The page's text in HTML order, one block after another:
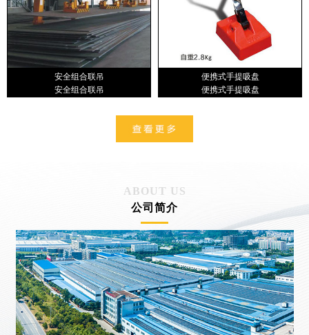
安全组合联吊
安全组合联吊
便携式手提吸盘
便携式手提吸盘
ABOUT US
公司简介